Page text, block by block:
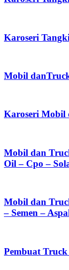
Karoseri Tangki
Mobil
Karoseri Mobil
Mobil dan
Oil – Cpo –
Mobil dan
– Semen –
Pembuat